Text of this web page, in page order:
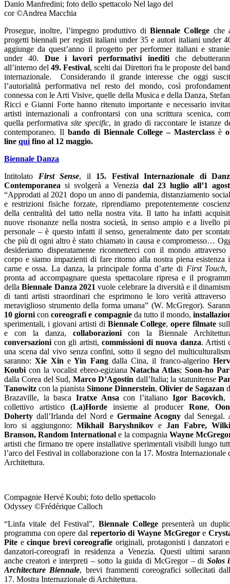
Danio Manfredini; foto dello spettacolo Nel lago del
cor ©Andrea Macchia
Prosegue, inoltre, l’impegno produttivo di Biennale College che
progetti biennali per registi italiani under 35 e autori italiani under
aggiunge da quest’anno il progetto per performer italiani e
under 40. Due i lavori performativi inediti che
all’interno del49. Festival, scelti dai Direttori fra le proposte del
internazionale. Considerando il grande interesse che oggi
l’autorialità performativa nel resto del mondo, così
connessa con le Arti Visive, quelle della Musica e della Danza,
Ricci e Gianni Forte hanno ritenuto importante e necessario
artisti internazionali a confrontarsi con una scrittura scenica,
quella performativa site specific, in grado di raccontare le istanze
contemporaneo. Il bando di Biennale College – Masterclass è
line qui fino al 12 maggio.
Biennale Danza
Intitolato First Sense, il 15. Festival Internazionale di
Contemporanea si svolgerà a Venezia dal 23 luglio all’1
“Approdati al 2021 dopo un anno di pandemia, distanziamento
e restrizioni fisiche forzate, riprendiamo prepotentemente
della centralità del tatto nella nostra vita. Il tatto ha infatti
nuove risonanze nella nostra società, in senso ampio e a livello
personale – è questo infatti il senso, generalmente dato per
che più di ogni altro è stato chiamato in causa e compromesso…
desideriamo disperatamente riconnetterci con il mondo attraverso
corpo e siamo impazienti di fare ritorno alla nostra piena esistenza
carne e ossa. La danza, la principale forma d’arte di First Touch,
pronta ad accompagnare questa spettacolare ripresa e il
dellaBiennale Danza 2021 vuole celebrare la diversità e il
di tanti artisti straordinari che esprimono le loro verità attraverso
meraviglioso strumento della forma umana” (W. McGregor).
10 giorni concoreografi e compagnieda tutto il mondo,
sperimentali, i giovani artisti di Biennale College,opere filmate
e con la danza, collaborazionicon la Biennale
conversazioni con gli artisti, commissioni di nuova danza. Artisti
una scena dal vivo senza confini, sotto il segno del
saranno:Xie Xin eYin Fangdalla Cina, il franco-algerino
Koubi con la vocalist ebreo-egizianaNatacha Atlas; Soon-ho
dalla Corea del Sud, Marco D’Agostin dall’Italia; la statunitense
Tanowitz con la pianista Simone Dinnerstein, Olivier de Sagazan
Brazaville, la basca Iratxe Ansa con l’italiano Igor Bacovich,
collettivo artistico (La)Horde insieme al producer Rone,
Doherty dall’Irlanda del Nord e Germaine Acogny dal Senegal.
loro si aggiungono:Mikhail Baryshnikov eJan Fabre,
Branson, Random Internationale la compagnia Wayne
artisti che firmano tre opere installative sperimentali visibili lungo
l’arco del Festival in collaborazione con la 17. Mostra Internazionale
Architettura.
Compagnie Hervé Koubi; foto dello spettacolo
Odyssey ©Frédérique Calloch
“Linfa vitale del Festival”, Biennale Collegepresenterà un
programma con opere dal repertorio di Wayne McGregore
Pite ecinque brevi coreografie originali, protagonisti i danzatori
danzatori-coreografi in residenza a Venezia. Questi ultimi
anche creatori e interpreti – sotto la guida di McGregor – di Solos
Architecture Biennale, brevi frammenti coreografici sollecitati
17. Mostra Internazionale di Architettura.